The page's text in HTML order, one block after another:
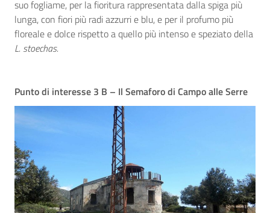
suo fogliame, per la fioritura rappresentata dalla spiga più
lunga, con fiori più radi azzurri e blu, e per il profumo più
floreale e dolce rispetto a quello più intenso e speziato della
L. stoechas.
Punto di interesse 3 B – Il Semaforo di Campo alle Serre